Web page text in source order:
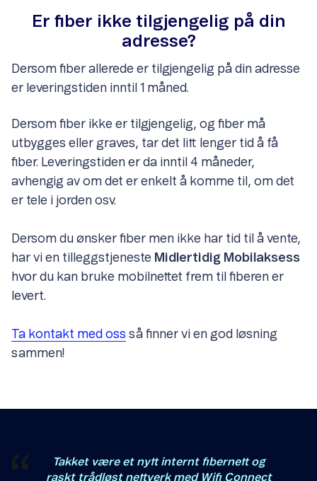
Er fiber ikke tilgjengelig på din
adresse?
Dersom fiber allerede er tilgjengelig på din adresse
er leveringstiden inntil 1 måned.
Dersom fiber ikke er tilgjengelig, og fiber må
utbygges eller graves, tar det litt lenger tid å få
fiber. Leveringstiden er da inntil 4 måneder,
avhengig av om det er enkelt å komme til, om det
er tele i jorden osv.
Dersom du ønsker fiber men ikke har tid til å vente,
har vi en tilleggstjeneste Midlertidig Mobilaksess
hvor du kan bruke mobilnettet frem til fiberen er
levert.
Ta kontakt med oss så finner vi en god løsning
sammen!
Takket være et nytt internt fibernett og
raskt trådløst nettverk med Wifi Connect